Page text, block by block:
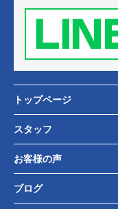
トップページ
スタッフ
お客様の声
ブログ